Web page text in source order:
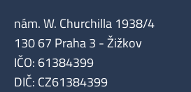
nám. W. Churchilla 1938/4
130 67 Praha 3 - Žižkov
IČO: 61384399
DIČ: CZ61384399